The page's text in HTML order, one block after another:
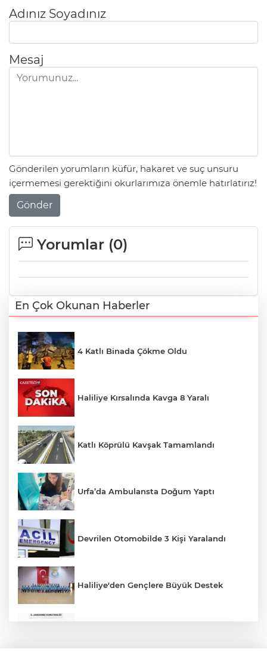
Adınız Soyadınız
Mesaj
Gönderilen yorumların küfür, hakaret ve suç unsuru
içermemesi gerektiğini okurlarımıza önemle hatırlatırız!
Gönder
Yorumlar (0)
En Çok Okunan Haberler
4 Katlı Binada Çökme Oldu
Haliliye Kırsalında Kavga 8 Yaralı
Katlı Köprülü Kavşak Tamamlandı
Urfa’da Ambulansta Doğum Yaptı
Devrilen Otomobilde 3 Kişi Yaralandı
Haliliye'den Gençlere Büyük Destek